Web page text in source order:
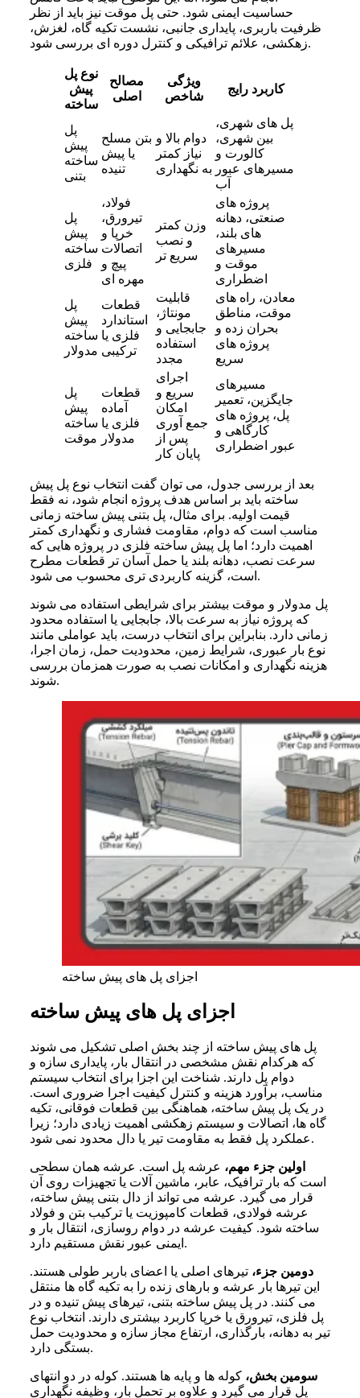
حساسیت ایمنی شود. حتی پل موقت نیز باید از نظر
ظرفیت باربری، پایداری جانبی، نشست تکیه گاه، لغزش،
زهکشی، علائم ترافیکی و کنترل دوره ای بررسی شود.
نوع پل
پیش
ساخته
مصالح
اصلی
ویژگی
شاخص
کاربرد رایج
پل
پیش
ساخته
بتنی
بتن مسلح
یا پیش
تنیده
دوام بالا و
نیاز کمتر
به نگهداری
پل های شهری،
بین شهری،
کالورت و
مسیرهای عبور
آب
پل
پیش
ساخته
فلزی
فولاد،
تیرورق،
خرپا و
اتصالات
پیچ و
مهره ای
وزن کمتر
و نصب
سریع تر
پروژه های
صنعتی، دهانه
های بلند،
مسیرهای
موقت و
اضطراری
پل
پیش
ساخته
مدولار
قطعات
استاندارد
فلزی یا
ترکیبی
قابلیت
مونتاژ،
جابجایی و
استفاده
مجدد
معادن، راه های
موقت، مناطق
بحران زده و
پروژه های
سریع
پل
پیش
ساخته
موقت
قطعات
آماده
فلزی یا
مدولار
اجرای
سریع و
امکان
جمع آوری
پس از
پایان کار
مسیرهای
جایگزین، تعمیر
پل، پروژه های
کارگاهی و
عبور اضطراری
بعد از بررسی جدول، می توان گفت انتخاب نوع پل پیش
ساخته باید بر اساس هدف پروژه انجام شود، نه فقط
قیمت اولیه. برای مثال، پل بتنی پیش ساخته زمانی
مناسب است که دوام، مقاومت فشاری و نگهداری کمتر
اهمیت دارد؛ اما پل پیش ساخته فلزی در پروژه هایی که
سرعت نصب، دهانه بلند یا حمل آسان تر قطعات مطرح
است، گزینه کاربردی تری محسوب می شود.
پل مدولار و موقت بیشتر برای شرایطی استفاده می شوند
که پروژه نیاز به سرعت بالا، جابجایی یا استفاده محدود
زمانی دارد. بنابراین برای انتخاب درست، باید عواملی مانند
نوع بار عبوری، شرایط زمین، محدودیت حمل، زمان اجرا،
هزینه نگهداری و امکانات نصب به صورت همزمان بررسی
شوند.
اجزای پل های پیش ساخته
اجزای پل های پیش ساخته
پل های پیش ساخته از چند بخش اصلی تشکیل می شوند
که هرکدام نقش مشخصی در انتقال بار، پایداری سازه و
دوام پل دارند. شناخت این اجزا برای انتخاب سیستم
مناسب، برآورد هزینه و کنترل کیفیت اجرا ضروری است.
در یک پل پیش ساخته، هماهنگی بین قطعات فوقانی، تکیه
گاه ها، اتصالات و سیستم زهکشی اهمیت زیادی دارد؛ زیرا
عملکرد پل فقط به مقاومت تیر یا دال محدود نمی شود.
اولین جزء مهم، عرشه پل است. عرشه همان سطحی
است که بار ترافیک، عابر، ماشین آلات یا تجهیزات روی آن
قرار می گیرد. عرشه می تواند از دال بتنی پیش ساخته،
عرشه فولادی، قطعات کامپوزیت یا ترکیب بتن و فولاد
ساخته شود. کیفیت عرشه در دوام روسازی، انتقال بار و
ایمنی عبور نقش مستقیم دارد.
دومین جزء،تیرهای اصلی یا اعضای باربر طولی هستند.
این تیرها بار عرشه و بارهای زنده را به تکیه گاه ها منتقل
می کنند. در پل پیش ساخته بتنی، تیرهای پیش تنیده و در
پل فلزی، تیرورق یا خرپا کاربرد بیشتری دارند. انتخاب نوع
تیر به دهانه، بارگذاری، ارتفاع مجاز سازه و محدودیت حمل
بستگی دارد.
سومین بخش، کوله ها و پایه ها هستند. کوله در دو انتهای
پل قرار می گیرد و علاوه بر تحمل بار، وظیفه نگهداری